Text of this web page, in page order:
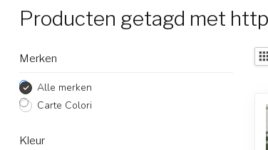
Producten getagd met
Merken
Alle merken
Carte Colori
Kleur